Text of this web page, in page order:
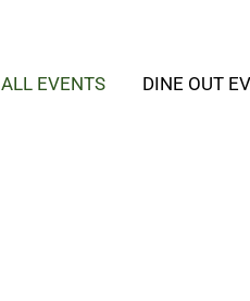
ALL EVENTS DINE OUT